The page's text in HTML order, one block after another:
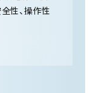
性、操作性